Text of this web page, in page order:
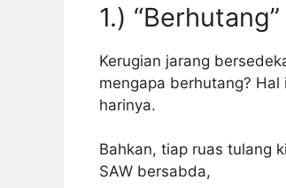
1.)
Kerugian jarang
mengapa berhutang?
harinya.
Bahkan, tiap ruas tulang
SAW bersabda,